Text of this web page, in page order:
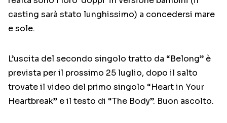
casting sarà stato lunghissimo) a concedersi mare
e sole.
L’uscita del secondo singolo tratto da “Belong” è
prevista per il prossimo 25 luglio, dopo il salto
trovate il video del primo singolo “Heart in Your
Heartbreak” e il testo di “The Body”. Buon ascolto.